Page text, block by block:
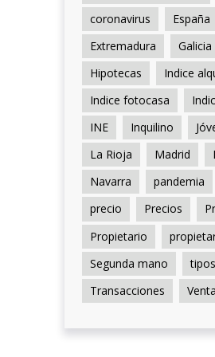
coronavirus
España
Extremadura
Galicia
Hipotecas
Indice
Indice fotocasa
INE
Inquilino
La Rioja
Madrid
Navarra
pandemia
precio
Precios
Propietario
Segunda mano
Transacciones
Venta